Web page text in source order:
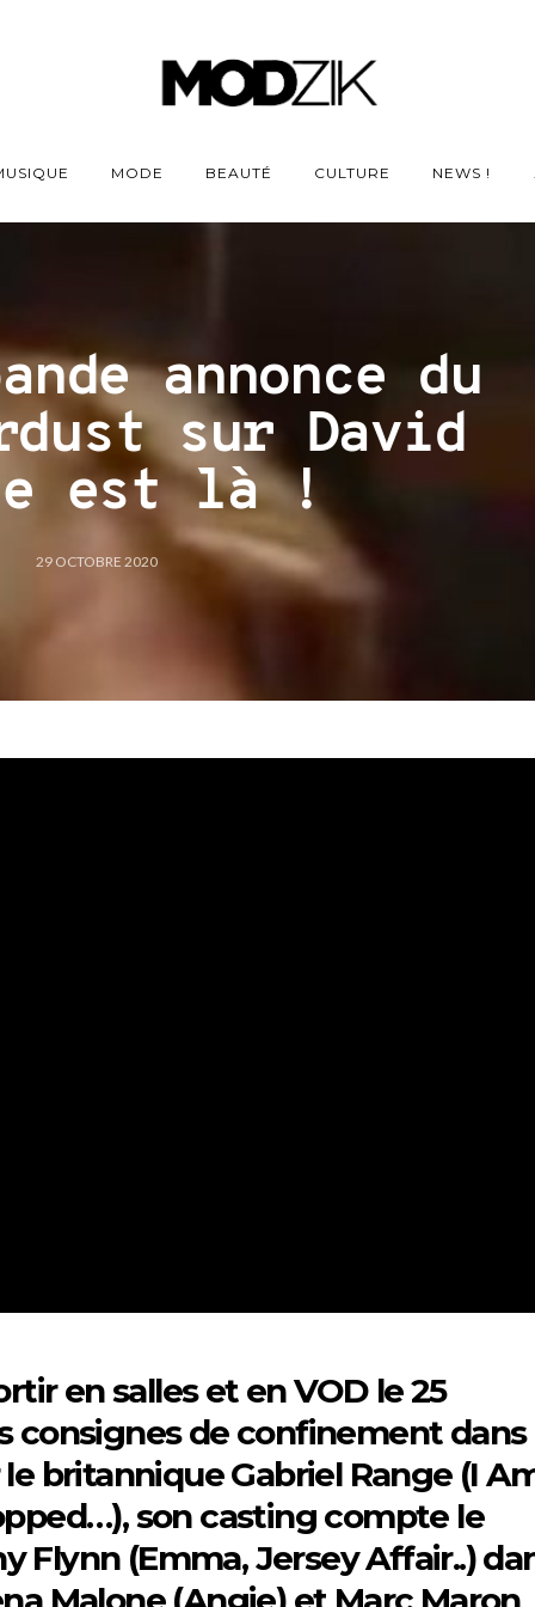
MODE BEAUTÉ CULTURE NEWS !
annonce du
sur David
est là !
29 OCTOBRE 2020
en salles et en VOD le 25
consignes de confinement dans
britannique Gabriel Range (I
son casting compte le
Flynn (Emma, Jersey Affair..)